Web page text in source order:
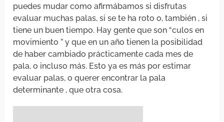
puedes mudar como afirmábamos si disfrutas
evaluar muchas palas, si se te ha roto o, también , si
tiene un buen tiempo. Hay gente que son “culos en
movimiento ” y que en un año tienen la posibilidad
de haber cambiado prácticamente cada mes de
pala, o incluso más. Esto ya es más por estimar
evaluar palas, o querer encontrar la pala
determinante , que otra cosa.